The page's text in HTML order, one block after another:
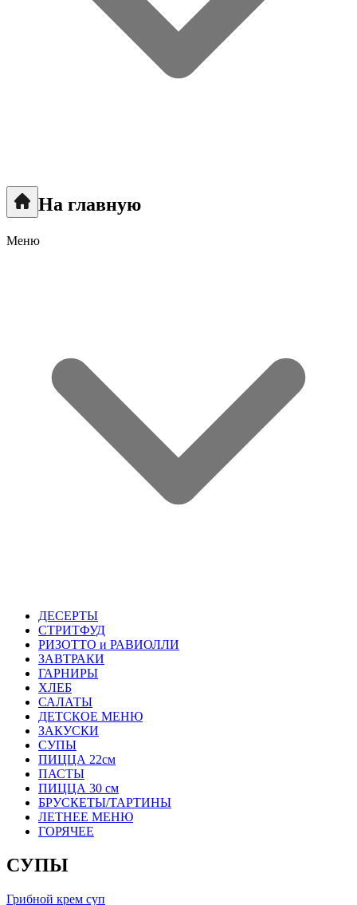
На главную
Меню
ДЕСЕРТЫ
СТРИТФУД
РИЗОТТО и РАВИОЛЛИ
ЗАВТРАКИ
ГАРНИРЫ
ХЛЕБ
САЛАТЫ
ДЕТСКОЕ МЕНЮ
ЗАКУСКИ
СУПЫ
ПИЦЦА 22см
ПАСТЫ
ПИЦЦА 30 см
БРУСКЕТЫ/ТАРТИНЫ
ЛЕТНЕЕ МЕНЮ
ГОРЯЧЕЕ
СУПЫ
Грибной крем суп